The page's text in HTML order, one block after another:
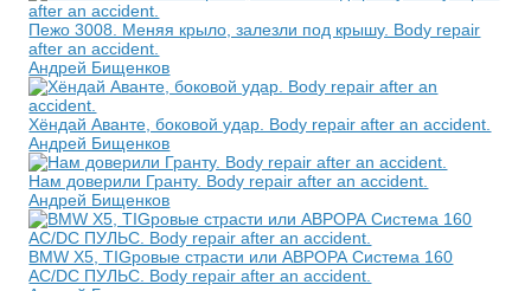
Пежо 3008. Меняя крыло, залезли под крышу. Body repair
after an accident.
Андрей Бищенков
Хёндай Аванте, боковой удар. Body repair after an accident.
Андрей Бищенков
Нам доверили Гранту. Body repair after an accident.
Андрей Бищенков
BMW Х5, TIGровые страсти или АВРОРА Система 160
AC/DC ПУЛЬС. Body repair after an accident.